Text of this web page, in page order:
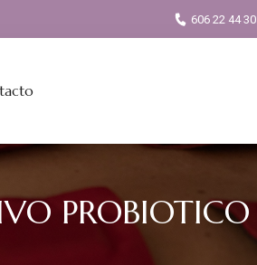
606 22 44 30
PROBIOTICO